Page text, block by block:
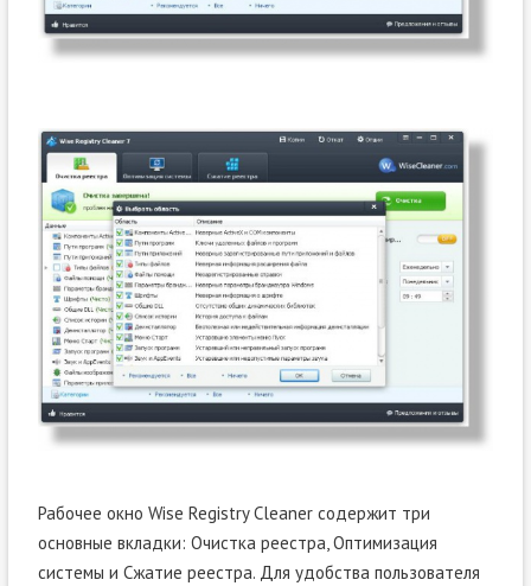
Рабочее окно Wise Registry Cleaner содержит три
основные вкладки: Очистка реестра, Оптимизация
системы и Сжатие реестра. Для удобства пользователя